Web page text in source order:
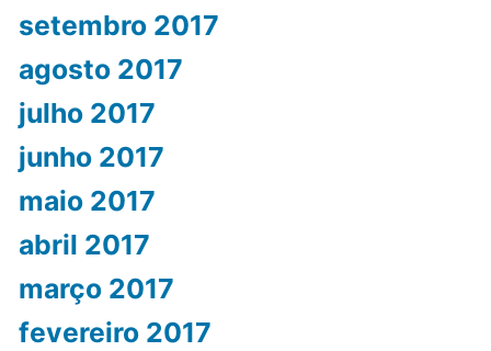
setembro 2017
agosto 2017
julho 2017
junho 2017
maio 2017
abril 2017
março 2017
fevereiro 2017